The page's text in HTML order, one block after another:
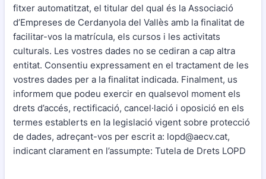
fitxer automatitzat, el titular del qual és la Associació
d’Empreses de Cerdanyola del Vallès amb la finalitat de
facilitar-vos la matrícula, els cursos i les activitats
culturals. Les vostres dades no se cediran a cap altra
entitat. Consentiu expressament en el tractament de les
vostres dades per a la finalitat indicada. Finalment, us
informem que podeu exercir en qualsevol moment els
drets d’accés, rectificació, cancel·lació i oposició en els
termes establerts en la legislació vigent sobre protecció
de dades, adreçant-vos per escrit a: lopd@aecv.cat,
indicant clarament en l’assumpte: Tutela de Drets LOPD